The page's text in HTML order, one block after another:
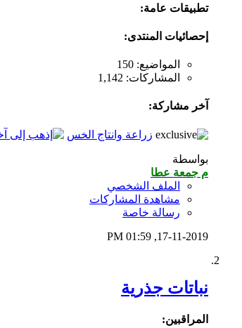
تطبيقات عامة:
إحصائيات المنتدى:
المواضيع: 150
المشاركات: 1,142
آخر مشاركة:
زراعة وانتاج الخس
بواسطة
م جمعة عطا
الملف الشخصي
مشاهدة المشاركات
رسالة خاصة
17-11-2019,
01:59 PM
نباتات جذرية
المراقبين: